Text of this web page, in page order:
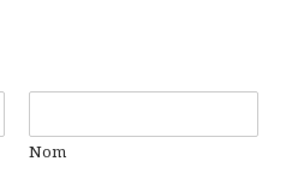
Nom